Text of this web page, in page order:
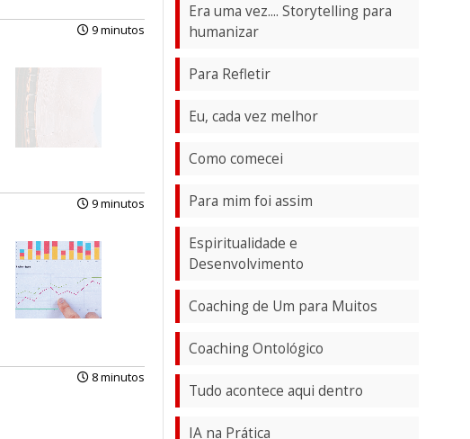
9 minutos
9 minutos
8 minutos
Era uma vez.... Storytelling para
humanizar
Para Refletir
Eu, cada vez melhor
Como comecei
Para mim foi assim
Espiritualidade e
Desenvolvimento
Coaching de Um para Muitos
Coaching Ontológico
Tudo acontece aqui dentro
IA na Prática